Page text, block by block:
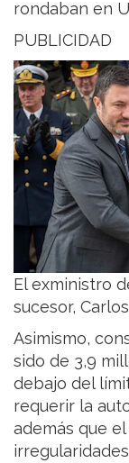
rondaban en
PUBLICIDAD
El exministro
sucesor,
Asimismo,
sido de 3,9
debajo del
requerir la
además que